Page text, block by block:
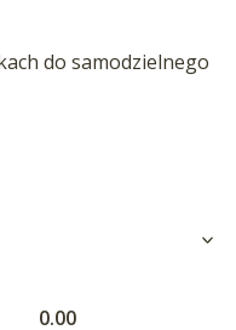
do samodzielnego
0.00